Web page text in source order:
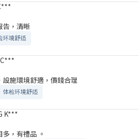
告，清晰
环境舒适​
施環境舒適，價錢合理
体检环境舒适​
K***
，有禮品 。